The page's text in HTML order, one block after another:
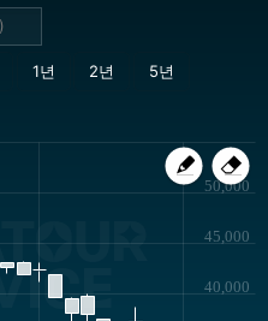
40,000
45,000
50,000